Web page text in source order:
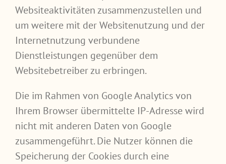
Websiteaktivitäten zusammenzustellen und
um weitere mit der Websitenutzung und der
Internetnutzung verbundene
Dienstleistungen gegenüber dem
Websitebetreiber zu erbringen.
Die im Rahmen von Google Analytics von
Ihrem Browser übermittelte IP-Adresse wird
nicht mit anderen Daten von Google
zusammengeführt. Die Nutzer können die
Speicherung der Cookies durch eine